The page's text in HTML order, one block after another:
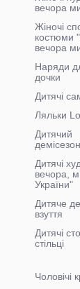
вечора
Жіночі
костюми
вечора
Наряди
дочки
Дитячі
Ляльки
Дитячий
Дитячі
вечора,
України"
Дитяче
взуття
Дитячі
стільці
Чоловічі